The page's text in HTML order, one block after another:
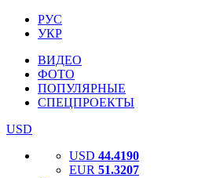
РУС
УКР
ВИДЕО
ФОТО
ПОПУЛЯРНЫЕ
СПЕЦПРОЕКТЫ
USD
USD 44.4190
EUR 51.3207